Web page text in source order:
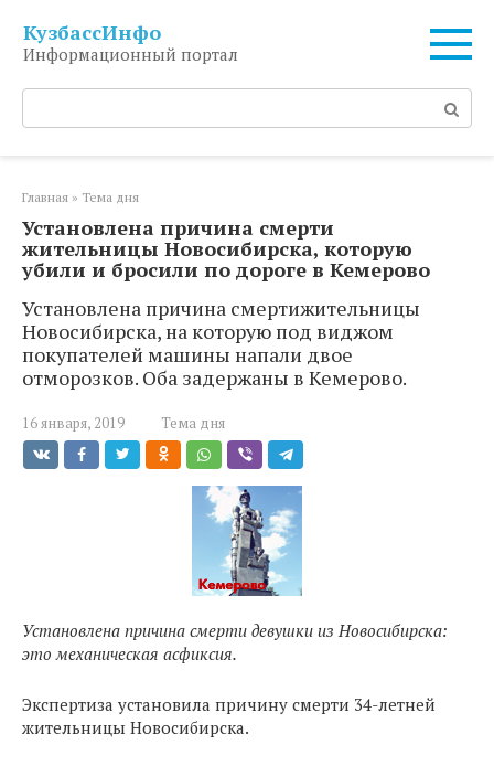
контенту
КузбассИнфо
Информационный портал
Поиск:
Главная » Тема дня
Установлена причина смерти
жительницы Новосибирска, которую
убили и бросили по дороге в Кемерово
Установлена причина смертижительницы
Новосибирска, на которую под виджом
покупателей машины напали двое
отморозков. Оба задержаны в Кемерово.
16 января, 2019 Тема дня
Установлена причина смерти девушки из Новосибирска:
это механическая асфиксия.
Экспертиза установила причину смерти 34-летней
жительницы Новосибирска.